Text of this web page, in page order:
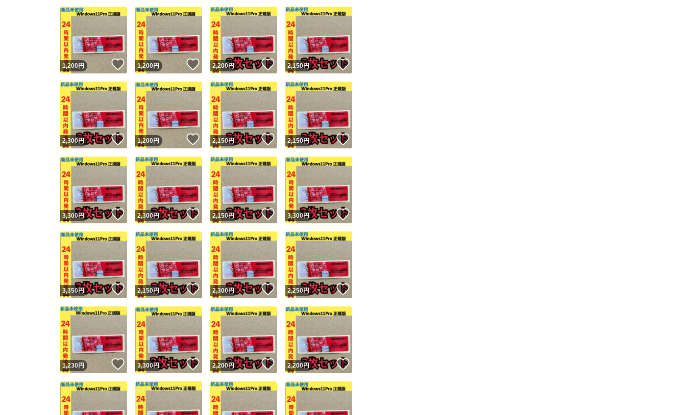
1,200円 いいね！
1,200円 いいね！
2,200円 いいね！
2,150円
2,300円 いいね！
1,200円 いいね！
2,150円 いいね！
2,150円
3,300円 いいね！
2,300円 いいね！
2,150円 いいね！
3,300円
3,350円 いいね！
2,150円 いいね！
2,300円 いいね！
2,250円
1,230円 いいね！
3,300円 いいね！
2,200円 いいね！
2,200円